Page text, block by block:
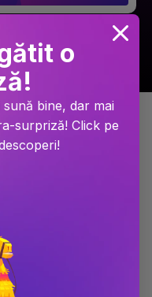
15 ANI
o
bine, dar mai
surpriză! Click pe